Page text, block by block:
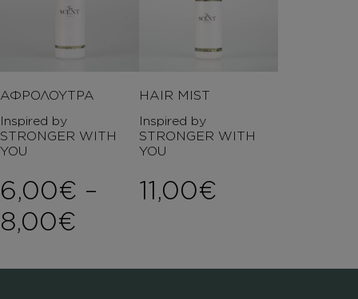
ΑΦΡΟΛΟΥΤΡΑ
Inspired by
STRONGER WITH
YOU
6,00€ –
8,00€
HAIR MIST
Inspired by
STRONGER WITH
YOU
11,00€